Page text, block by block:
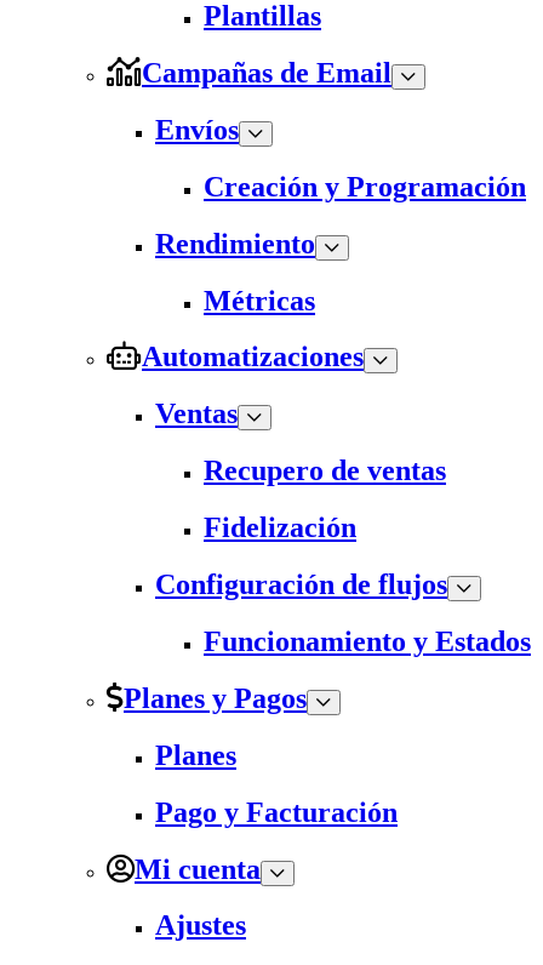
Plantillas
Campañas de Email
Envíos
Creación y Programación
Rendimiento
Métricas
Automatizaciones
Ventas
Recupero de ventas
Fidelización
Configuración de flujos
Funcionamiento y Estados
Planes y Pagos
Planes
Pago y Facturación
Mi cuenta
Ajustes